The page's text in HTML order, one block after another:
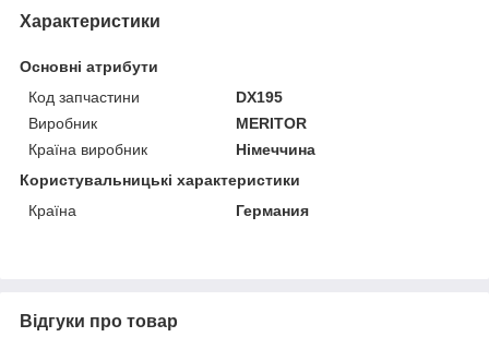
Характеристики
Основні атрибути
Код запчастини
DX195
Виробник
MERITOR
Країна виробник
Німеччина
Користувальницькі характеристики
Країна
Германия
Відгуки про товар